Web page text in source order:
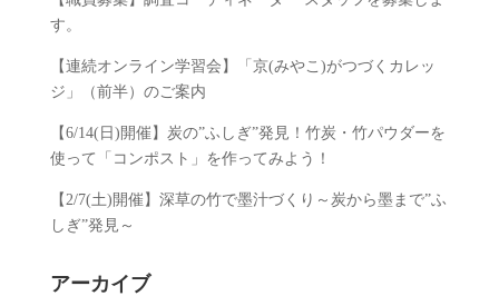
す。
【連続オンライン学習会】「京(みやこ)がつづくカレッ
ジ」（前半）のご案内
【6/14(日)開催】炭の”ふしぎ”発見！竹炭・竹パウダーを
使って「コンポスト」を作ってみよう！
【2/7(土)開催】深草の竹で墨汁づくり～炭から墨まで”ふ
しぎ”発見～
アーカイブ